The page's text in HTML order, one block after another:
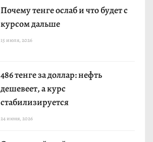
Почему тенге ослаб и что будет с
курсом дальше
15 июля, 2026
486 тенге за доллар: нефть
дешевеет, а курс
стабилизируется
24 июня, 2026